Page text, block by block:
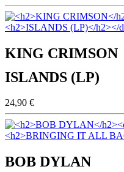
KING CRIMSON
ISLANDS (LP)
24,90 €
BOB DYLAN